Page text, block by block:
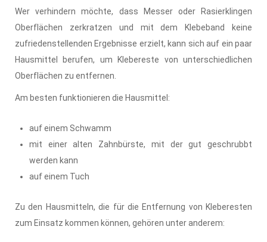
Wer verhindern möchte, dass Messer oder Rasierklingen
Oberflächen zerkratzen und mit dem Klebeband keine
zufriedenstellenden Ergebnisse erzielt, kann sich auf ein paar
Hausmittel berufen, um Klebereste von unterschiedlichen
Oberflächen zu entfernen.
Am besten funktionieren die Hausmittel:
auf einem Schwamm
mit einer alten Zahnbürste, mit der gut geschrubbt
werden kann
auf einem Tuch
Zu den Hausmitteln, die für die Entfernung von Kleberesten
zum Einsatz kommen können, gehören unter anderem: